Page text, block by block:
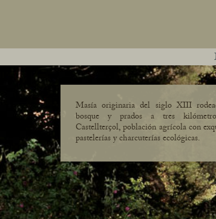
Masía originaria del siglo XIII
bosque y prados a tres
Castellterçol, población agrícola con
pastelerías y charcuterías ecológicas.